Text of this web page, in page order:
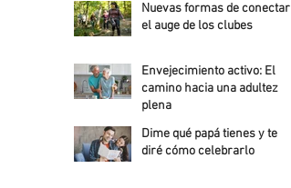
Nuevas formas de conectar:
el auge de los clubes
Envejecimiento activo: El
camino hacia una adultez
plena
Alejandra Roldán
Dime qué papá tienes y te
diré cómo celebrarlo